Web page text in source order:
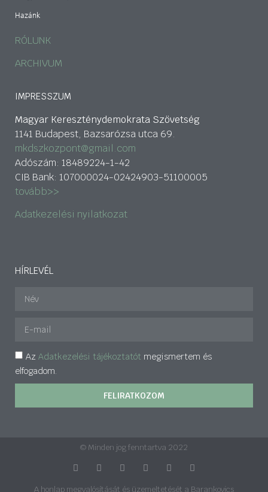
Hazánk
RÓLUNK
ARCHIVUM
IMPRESSZUM
Magyar Kereszténydemokrata Szövetség
1141 Budapest, Bazsarózsa utca 69.
mkdszkozpont@gmail.com
Adószám: 18489224-1-42
CIB Bank: 107000024-02424903-51100005
tovább>>
Adatkezelési nyilatkozat
HÍRLEVÉL
Az Adatkezelési tájékoztatót megismertem és
elfogadom.
FELIRATKOZOM
© Minden jog fenntartva 2022
A honlap megvalósítását és üzemeltetését a Barankovics